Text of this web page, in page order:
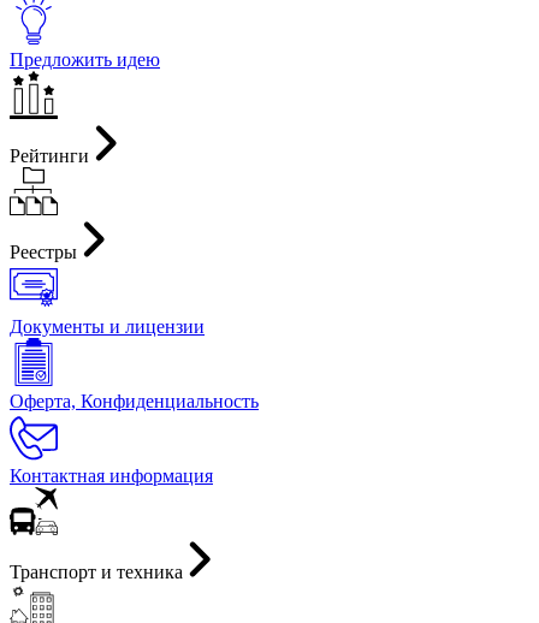
Предложить идею
Рейтинги
Реестры
Документы и лицензии
Оферта, Конфиденциальность
Контактная информация
Транспорт и техника